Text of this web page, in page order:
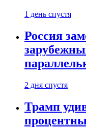
1 день спустя
Россия
2 дня спустя
Трамп